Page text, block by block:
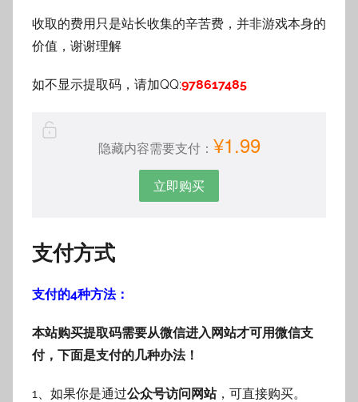
收取的费用只是站长收集的辛苦费，并非游戏本身的
价值，谢谢理解
如不显示提取码，请加QQ:978617485
隐藏内容需要支付： ¥1.99
立即购买
支付方式
支付的4种方法：
本站购买提取码需要从微信进入网站才可用微信支
付，下面是支付的几种办法！
1、如果你是通过公众号访问网站，可直接购买。